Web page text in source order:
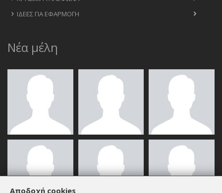
ΙΔΈΕΣ ΓΙΑ ΕΦΑΡΜΟΓΉ
Νέα μέλη
Αποδοχή cookies